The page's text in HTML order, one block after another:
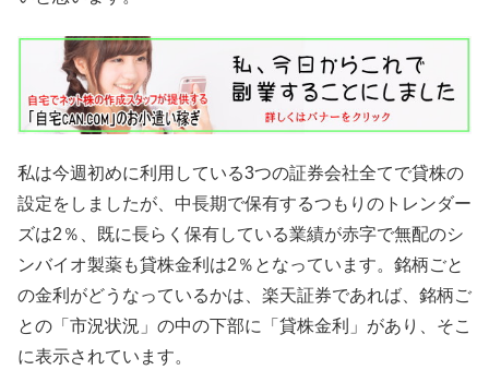
私は今週初めに利用している3つの証券会社全てで貸株の
設定をしましたが、中長期で保有するつもりのトレンダー
ズは2％、既に長らく保有している業績が赤字で無配のシ
ンバイオ製薬も貸株金利は2％となっています。銘柄ごと
の金利がどうなっているかは、楽天証券であれば、銘柄ご
との「市況状況」の中の下部に「貸株金利」があり、そこ
に表示されています。